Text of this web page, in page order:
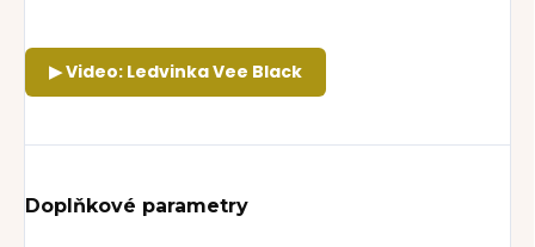
▶ Video: Ledvinka Vee Black
Doplňkové parametry